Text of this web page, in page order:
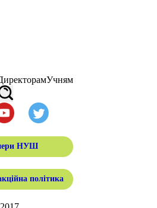
Учням
НУШ
політика